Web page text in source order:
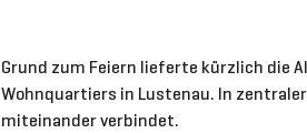
Grund zum Feiern lieferte kürzlich die
Wohnquartiers in Lustenau. In
miteinander verbindet.